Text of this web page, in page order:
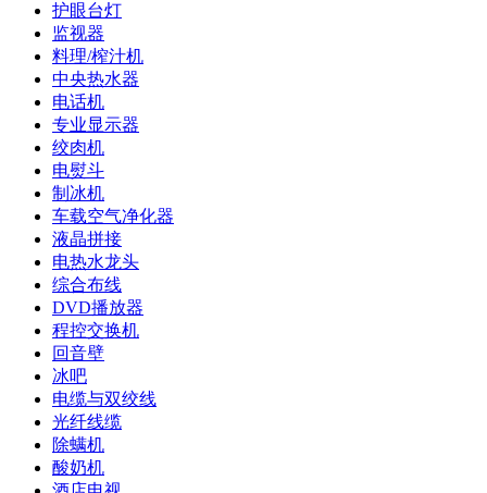
护眼台灯
监视器
料理/榨汁机
中央热水器
电话机
专业显示器
绞肉机
电熨斗
制冰机
车载空气净化器
液晶拼接
电热水龙头
综合布线
DVD播放器
程控交换机
回音壁
冰吧
电缆与双绞线
光纤线缆
除螨机
酸奶机